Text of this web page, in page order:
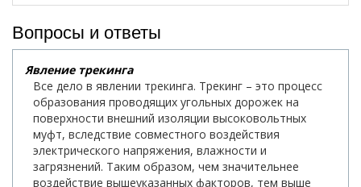
Вопросы и ответы
Явление трекинга
Все дело в явлении трекинга. Трекинг – это процесс
образования проводящих угольных дорожек на
поверхности внешний изоляции высоковольтных
муфт, вследствие совместного воздействия
электрического напряжения, влажности и
загрязнений. Таким образом, чем значительнее
воздействие вышеуказанных факторов, тем выше